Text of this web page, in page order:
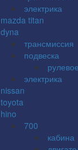
электрика
mazda titan
dyna
трансмиссия
подвеска
электрика
nissan
toyota
hino
700
кабина